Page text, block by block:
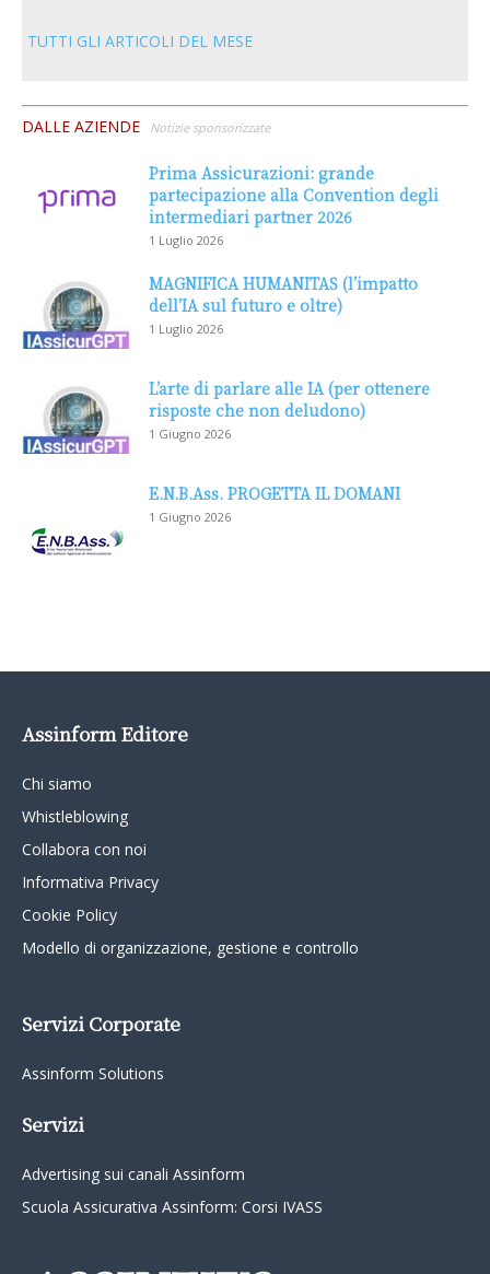
TUTTI GLI ARTICOLI DEL MESE
DALLE AZIENDE Notizie sponsorizzate
Prima Assicurazioni: grande
partecipazione alla Convention degli
intermediari partner 2026
1 Luglio 2026
MAGNIFICA HUMANITAS (l’impatto
dell’IA sul futuro e oltre)
1 Luglio 2026
L’arte di parlare alle IA (per ottenere
risposte che non deludono)
1 Giugno 2026
E.N.B.Ass. PROGETTA IL DOMANI
1 Giugno 2026
Assinform Editore
Chi siamo
Whistleblowing
Collabora con noi
Informativa Privacy
Cookie Policy
Modello di organizzazione, gestione e controllo
Servizi Corporate
Assinform Solutions
Servizi
Advertising sui canali Assinform
Scuola Assicurativa Assinform: Corsi IVASS